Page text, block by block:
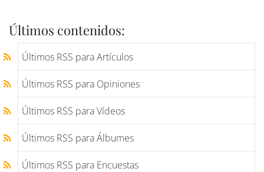
Últimos contenidos:
Últimos RSS para Artículos
Últimos RSS para Opiniones
Últimos RSS para Vídeos
Últimos RSS para Álbumes
Últimos RSS para Encuestas